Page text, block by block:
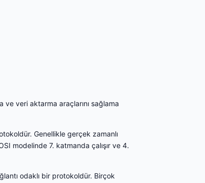
veri aktarma araçlarını sağlama
Genellikle gerçek zamanlı
modelinde 7. katmanda çalışır ve 4.
odaklı bir protokoldür. Birçok